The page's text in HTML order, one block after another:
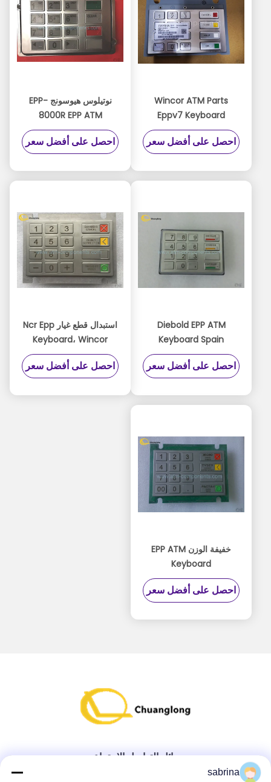
Wincor ATM Parts
Eppv7 Keyboard
Wincor EPPV7
01750255914/1750255914
احصل على أفضل سعر
نوتيلوس هيوسونج EPP-
8000R EPP ATM
Keypad 7130020100
ATM استبدال قطع الغيار
احصل على أفضل سعر
Diebold EPP ATM
Keyboard Spain
Version 49 - 216681 -
726A / 49 - 216681 -
احصل على أفضل سعر
استبدال قطع غيار Ncr Epp
Keyboard، Wincor
1750132043 Bank
Machine Keypad
احصل على أفضل سعر
خفيفة الوزن EPP ATM
Keyboard
01750105836/01750105836
P / N سهلة الاستخدام
احصل على أفضل سعر
وسائل التواصل الاجتماعي
sabrina